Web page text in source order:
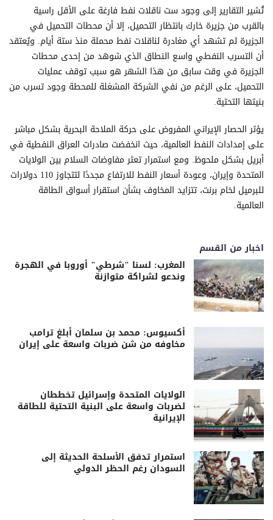
تُشير التقارير إلى وجود ست ناقلات نفط فارغة على الأقل راسية
بالقرب من جزيرة خارك بانتظار التحميل، إلا أن محطات التحميل في
الجزيرة لم تشهد أي مغادرة لناقلات نفط محملة منذ ستة أيام. ويُعتقد
أن التسرب النفطي واسع النطاق الذي شوهد من إحدى محطات
الجزيرة في وقت سابق من هذا الشهر هو سبب توقف عمليات
التحميل، على الرغم من نفي الشركة المشغلة للمحطة وجود تسرب من
بنيتها التحتية.
يؤثر الحصار الإيراني المفروض على حركة الملاحة البحرية بشكل مباشر
على إمدادات النفط العالمية، حيث انخفضت صادرات العراق النفطية في
أبريل بشكل ملحوظ. ومع استمرار تعثر مفاوضات السلام بين الولايات
المتحدة وإيران، وعودة أسعار النفط للارتفاع مجددًا لتتجاوز 110 دولارات
للبرميل لخام برنت، تتزايد المخاوف بشأن استقرار أسواق الطاقة
العالمية.
اخبار من القسم
المغرب: لسنا "شرطي" أوروبا في الهجرة
وندعو لشراكة متوازنة
أكسيوس: محمد بن سلمان أبلغ ترامب
مخاوفه من شن ضربات واسعة على إيران
الولايات المتحدة وإسرائيل تخططان
لضربات واسعة على البنية التحتية للطاقة
الإيرانية
استمرار تدفق الأسلحة الحديثة إلى
السودان رغم الحظر الدولي